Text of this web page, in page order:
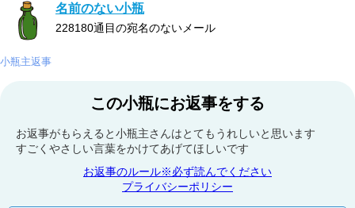
名前のない小瓶
228180通目の宛名のないメール
小瓶主返事
この小瓶にお返事をする
お返事がもらえると小瓶主さんはとてもうれしいと思います
すごくやさしい言葉をかけてあげてほしいです
お返事のルール※必ず読んでください
プライバシーポリシー